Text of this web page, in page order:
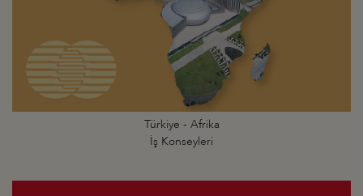
Türkiye - Afrika
İş Konseyleri